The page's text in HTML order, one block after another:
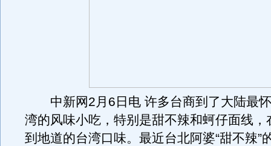
中新网2月6日电 许多台商到了大陆最
湾的风味小吃，特别是甜不辣和蚵仔面线，
到地道的台湾口味。最近台北阿婆“甜不辣”